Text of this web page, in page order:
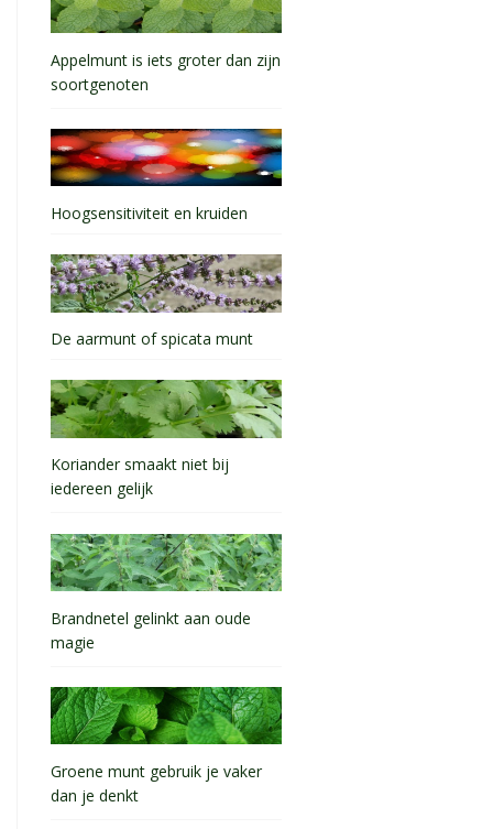
Appelmunt is iets groter dan zijn
soortgenoten
Hoogsensitiviteit en kruiden
De aarmunt of spicata munt
Koriander smaakt niet bij
iedereen gelijk
Brandnetel gelinkt aan oude
magie
Groene munt gebruik je vaker
dan je denkt